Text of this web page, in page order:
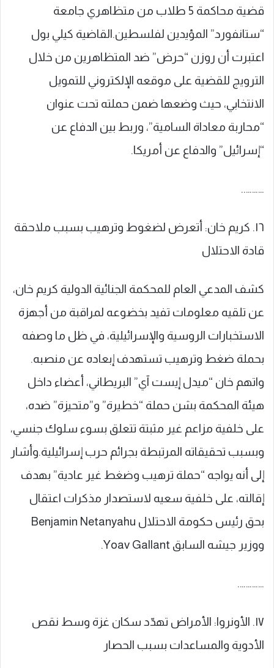
قضية محاكمة 5 طلاب من متظاهري جامعة
“ستانفورد” المؤيدين لفلسطين.القاضية كيلي بول
اعتبرت أن روزن “حرض” ضد المتظاهرين من خلال
الترويج للقضية على موقعه الإلكتروني للتمويل
الانتخابي، حيث وضعها ضمن حملته تحت عنوان
“محاربة معاداة السامية”، وربط بين الدفاع عن
“إسرائيل” والدفاع عن أمريكا.
………..
١٦. كريم خان: أتعرض لضغوط وترهيب بسبب ملاحقة
قادة الاحتلال
كشف المدعي العام للمحكمة الجنائية الدولية كريم خان،
عن تلقيه معلومات تفيد بخضوعه لمراقبة من أجهزة
الاستخبارات الروسية والإسرائيلية، في ظل ما وصفه
بحملة ضغط وترهيب تستهدف إبعاده عن منصبه.
واتهم خان “ميدل إيست آي” البريطاني، أعضاء داخل
هيئة المحكمة بشن حملة “خطيرة” و”متحيزة” ضده،
على خلفية مزاعم غير مثبتة تتعلق بسوء سلوك جنسي،
وبسبب تحقيقاته المرتبطة بجرائم حرب إسرائيلية.وأشار
إلى أنه يواجه “حملة ترهيب وضغط غير عادية” بهدف
إقالته، على خلفية سعيه لاستصدار مذكرات اعتقال
بحق رئيس حكومة الاحتلال Benjamin Netanyahu
ووزير جيشه السابق Yoav Gallant.
………….
١٧. الأونروا: الأمراض تهدّد سكان غزة وسط نقص
الأدوية والمساعدات بسبب الحصار